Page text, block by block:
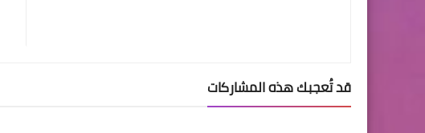
قد تُعجبك هذه المشاركات